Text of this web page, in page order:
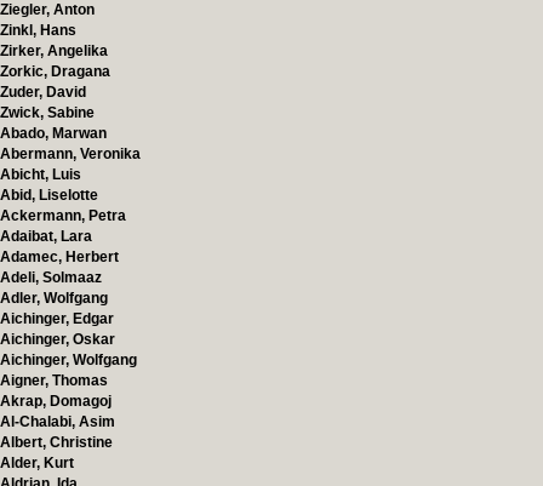
Ziegler, Anton
Zinkl, Hans
Zirker, Angelika
Zorkic, Dragana
Zuder, David
Zwick, Sabine
Abado, Marwan
Abermann, Veronika
Abicht, Luis
Abid, Liselotte
Ackermann, Petra
Adaibat, Lara
Adamec, Herbert
Adeli, Solmaaz
Adler, Wolfgang
Aichinger, Edgar
Aichinger, Oskar
Aichinger, Wolfgang
Aigner, Thomas
Akrap, Domagoj
Al-Chalabi, Asim
Albert, Christine
Alder, Kurt